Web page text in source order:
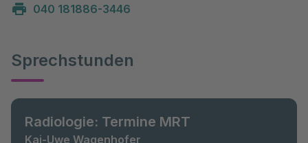
040 181886-3446
Sprechstunden
Radiologie: Termine MRT
Kai-Uwe Wagenhofer